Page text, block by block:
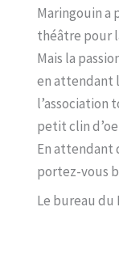
Maringouin a
théâtre pour
Mais la
en attendant
l’association
petit clin
En attendant
portez-vous
Le bureau du